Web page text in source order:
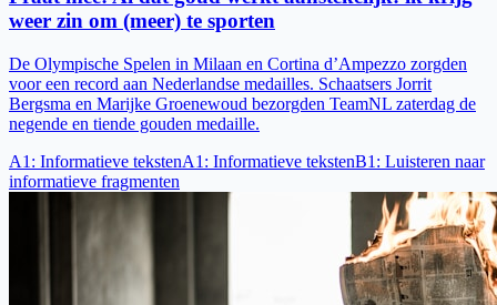
weer zin om (meer) te sporten
De Olympische Spelen in Milaan en Cortina d’Ampezzo zorgden
voor een record aan Nederlandse medailles. Schaatsers Jorrit
Bergsma en Marijke Groenewoud bezorgden TeamNL zaterdag de
negende en tiende gouden medaille.
A1 : Informatieve tekstenA1 : Informatieve tekstenB1 : Luisteren naar
informatieve fragmenten